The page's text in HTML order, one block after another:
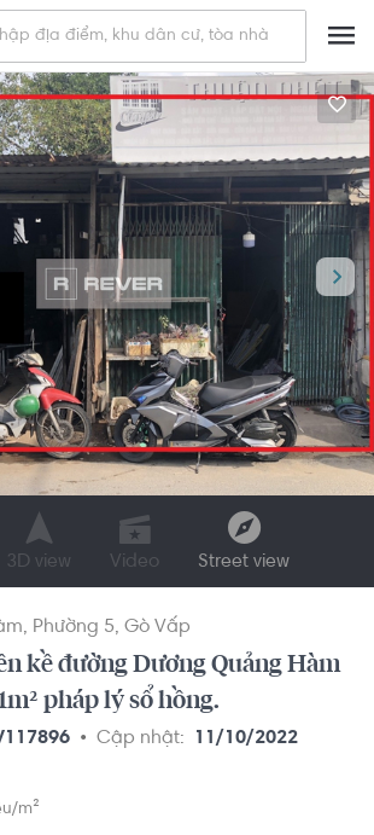
3D view Video Street view
Phường 5 Gò Vấp
kề đường Dương Quảng Hàm
pháp lý sổ hồng.
Cập nhật: 11/10/2022
m²